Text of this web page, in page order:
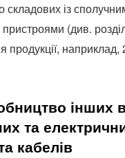
складових із
(див.
продукції, наприклад,
інших
та
кабелів